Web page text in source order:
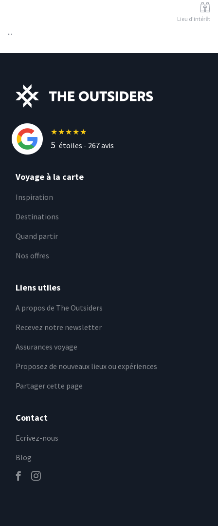
Lieu d'intérêt
...
★★★★★
5 étoiles - 267avis
Voyage à la carte
Inspiration
Destinations
Quand partir
Nos offres
Liens utiles
A propos de The Outsiders
Recevez notre newsletter
Assurances voyage
Proposez de nouveaux lieux ou expériences
Partager cette page
Contact
Ecrivez-nous
Blog